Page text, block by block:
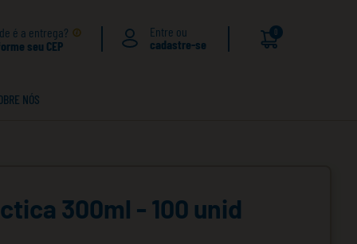
é a entrega?
seu CEP
0
NÓS
300ml - 100 unid